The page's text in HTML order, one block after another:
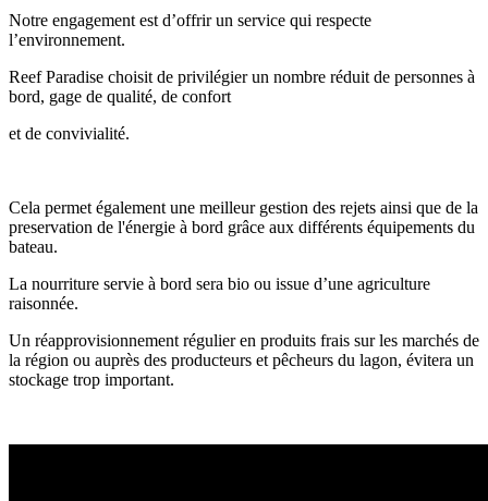
Notre engagement est d’offrir un service qui respecte
l’environnement.
Reef Paradise choisit de privilégier un nombre réduit de personnes à
bord, gage de qualité, de confort
et de convivialité.
Cela permet également une meilleur gestion des rejets ainsi que de la
preservation de l'énergie à bord grâce aux différents équipements du
bateau.
La nourriture servie à bord sera bio ou issue d’une agriculture
raisonnée.
Un réapprovisionnement régulier en produits frais sur les marchés de
la région ou auprès des producteurs et pêcheurs du lagon, évitera un
stockage trop important.